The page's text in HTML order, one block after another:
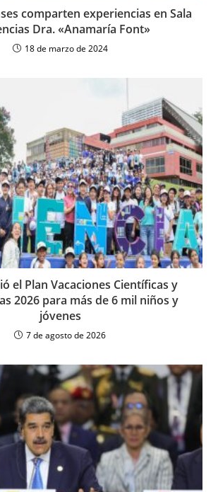
comparten experiencias en Sala
Dra. «Anamaría Font»
18 de marzo de 2024
el Plan Vacaciones Científicas y
2026 para más de 6 mil niños y
jóvenes
7 de agosto de 2026